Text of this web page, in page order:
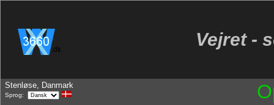
.dk Vejret -
Stenløse, Danmark
Sprog: